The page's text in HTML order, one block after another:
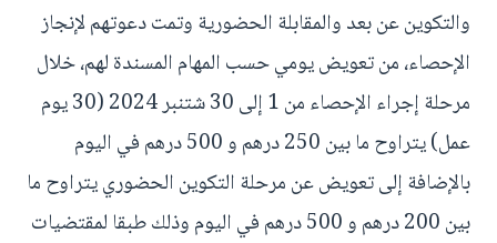
والتكوين عن بعد والمقابلة الحضورية وتمت دعوتهم لإنجاز
الإحصاء، من تعويض يومي حسب المهام المسندة لهم، خلال
مرحلة إجراء الإحصاء من 1 إلى 30 شتنبر 2024 (30 يوم
عمل) يتراوح ما بين 250 درهم و 500 درهم في اليوم
بالإضافة إلى تعويض عن مرحلة التكوين الحضوري يتراوح ما
بين 200 درهم و 500 درهم في اليوم وذلك طبقا لمقتضيات